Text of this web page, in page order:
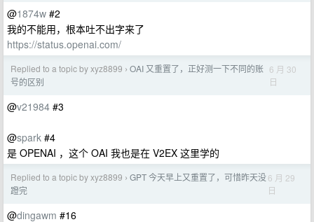
@1874w #2
我的不能用，根本吐不出字来了
https://status.openai.com/
Replied to a topic by xyz8899 › OAI 又重置了，正好测一下不同的账
号的区别
6 月 30
日
@v21984 #3
@spark #4
是 OPENAI ，这个 OAI 我也是在 V2EX 这里学的
Replied to a topic by xyz8899 › GPT 今天早上又重置了，可惜昨天没
蹬完
6 月 29
日
@dingawm #16